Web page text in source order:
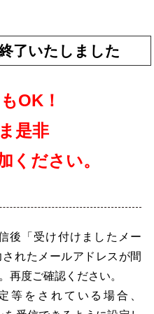
了いたしました
OK！
是非
ください。
後「受け付けましたメー
れたメールアドレスが間
再度ご確認ください。
等をされている場合、